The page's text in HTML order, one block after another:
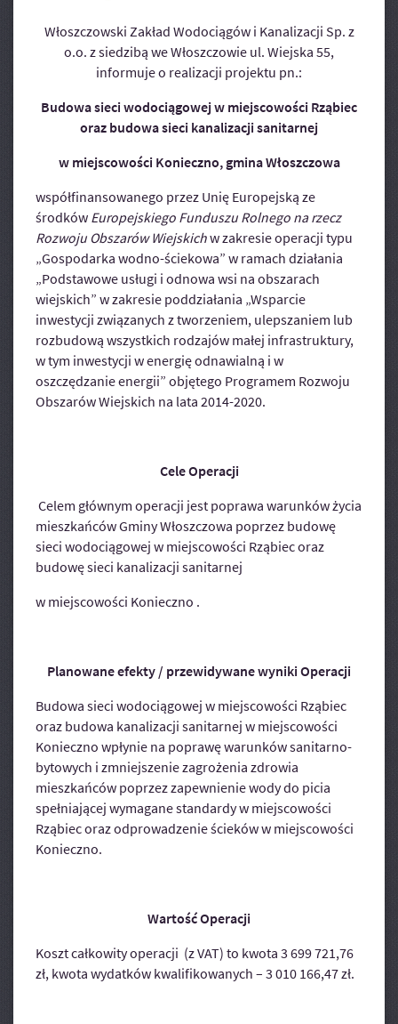
Włoszczowski Zakład Wodociągów i Kanalizacji Sp. z
o.o. z siedzibą we Włoszczowie ul. Wiejska 55,
informuje o realizacji projektu pn.:
Budowa sieci wodociągowej w miejscowości Rząbiec
oraz budowa sieci kanalizacji sanitarnej
w miejscowości Konieczno, gmina Włoszczowa
współfinansowanego przez Unię Europejską ze
środków Europejskiego Funduszu Rolnego na rzecz
Rozwoju Obszarów Wiejskichw zakresie operacji typu
„Gospodarka wodno-ściekowa” w ramach działania
„Podstawowe usługi i odnowa wsi na obszarach
wiejskich” w zakresie poddziałania „Wsparcie
inwestycji związanych z tworzeniem, ulepszaniem lub
rozbudową wszystkich rodzajów małej infrastruktury,
w tym inwestycji w energię odnawialną i w
oszczędzanie energii” objętego Programem Rozwoju
Obszarów Wiejskich na lata 2014-2020.
Cele Operacji
Celem głównym operacji jest poprawa warunków życia
mieszkańców Gminy Włoszczowa poprzez budowę
sieci wodociągowej w miejscowości Rząbiec oraz
budowę sieci kanalizacji sanitarnej
w miejscowości Konieczno .
Planowane efekty / przewidywane wyniki Operacji
Budowa sieci wodociągowej w miejscowości Rząbiec
oraz budowa kanalizacji sanitarnej w miejscowości
Konieczno wpłynie na poprawę warunków sanitarno-
bytowych i zmniejszenie zagrożenia zdrowia
mieszkańców poprzez zapewnienie wody do picia
spełniającej wymagane standardy w miejscowości
Rząbiec oraz odprowadzenie ścieków w miejscowości
Konieczno.
Wartość Operacji
Koszt całkowity operacji (z VAT) to kwota 3 699 721,76
zł, kwota wydatków kwalifikowanych – 3 010 166,47 zł.